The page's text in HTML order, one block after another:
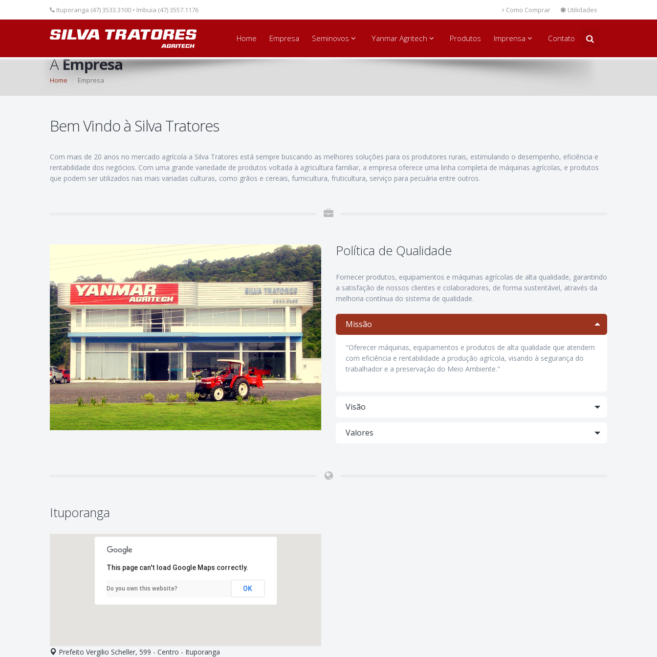
Ituporanga (47) 3533.3100 • Imbuia (47) 3557.1176 Utilidades
Como Comprar
Home Empresa Seminovos Yanmar Agritech Produtos Imprensa Contato
AEmpresa
Home Empresa
Bem Vindo à Silva Tratores
Com mais de 20 anos no mercado agrícola a Silva Tratores está sempre buscando as melhores soluções para os produtores rurais, estimulando o desempenho, eficiência e
rentabilidade dos negócios. Com uma grande variedade de produtos voltada à agricultura familiar, a empresa oferece uma linha completa de máquinas agrícolas, e produtos
que podem ser utilizados nas mais variadas culturas, como grãos e cereais, fumicultura, fruticultura, serviço para pecuária entre outros.
Política de Qualidade
Fornecer produtos, equipamentos e máquinas agrícolas de alta qualidade, garantindo
a satisfação de nossos clientes e colaboradores, de forma sustentável, através da
melhoria contínua do sistema de qualidade.
Missão
"Oferecer máquinas, equipamentos e produtos de alta qualidade que atendem
com eficiência e rentabilidade a produção agrícola, visando à segurança do
trabalhador e a preservação do Meio Ambiente."
Visão
Valores
Ituporanga
This page can't load Google Maps correctly.
Do you own this website? OK
Prefeito Vergilio Scheller, 599 - Centro - Ituporanga